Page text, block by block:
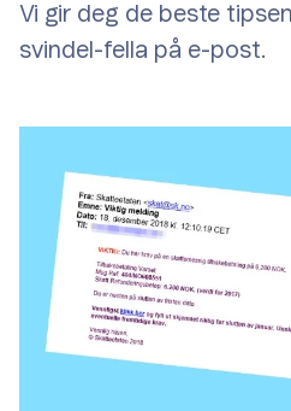
Vi gir deg de beste
svindel-fella på e-post.